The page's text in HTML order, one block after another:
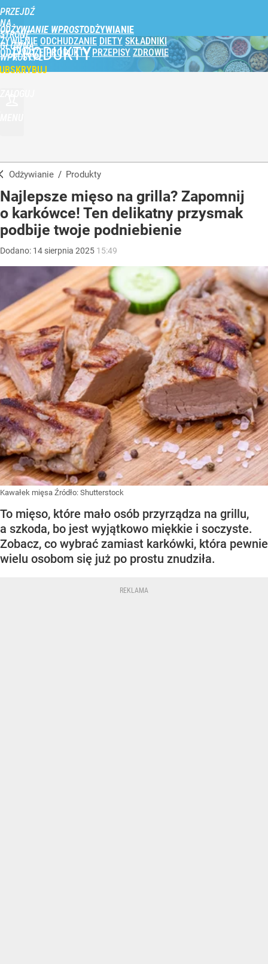
PRZEJDŹ
NA
STRONĘ
GŁÓWNĄ
WPROST.PL
ODŻYWIANIE WPROST
ŻYWIENIE ODCHUDZANIE DIETY SKŁADNIKI
ODŻYWCZE PRODUKTY PRZEPISY ZDROWIE
PRODUKTY
Odżywianie / Produkty
Najlepsze mięso na grilla? Zapomnij
o karkówce! Ten delikatny przysmak
podbije twoje podniebienie
Dodano: 14 sierpnia 2025 15:49
Kawałek mięsa Źródło: Shutterstock
To mięso, które mało osób przyrządza na grillu,
a szkoda, bo jest wyjątkowo miękkie i soczyste.
Zobacz, co wybrać zamiast karkówki, która pewnie
wielu osobom się już po prostu znudziła.